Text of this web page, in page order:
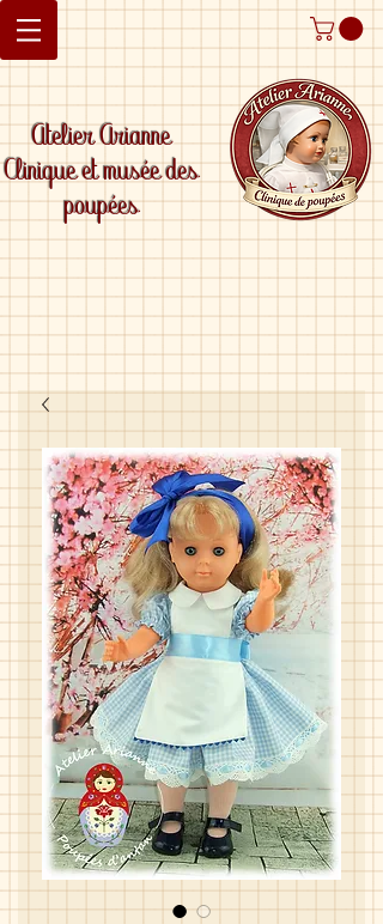
Atelier Arianne
Clinique et musée des
poupées